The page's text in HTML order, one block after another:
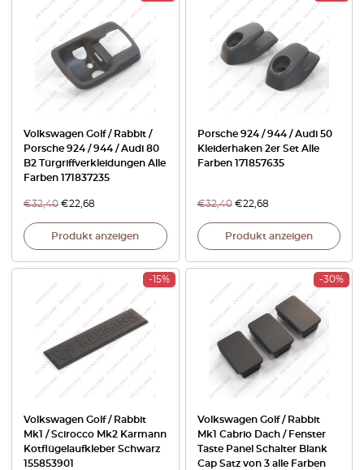
Volkswagen Golf / Rabbit /
Porsche 924 / 944 / Audi 80
B2 Türgriffverkleidungen Alle
Farben 171837235
€32,40 €22,68
Produkt anzeigen
Porsche 924 / 944 / Audi 50
Kleiderhaken 2er Set Alle
Farben 171857635
€32,40 €22,68
Produkt anzeigen
-15%
Volkswagen Golf / Rabbit
Mk1 / Scirocco Mk2 Karmann
Kotflügelaufkleber Schwarz
155853901
-30%
Volkswagen Golf / Rabbit
Mk1 Cabrio Dach / Fenster
Taste Panel Schalter Blank
Cap Satz von 3 alle Farben